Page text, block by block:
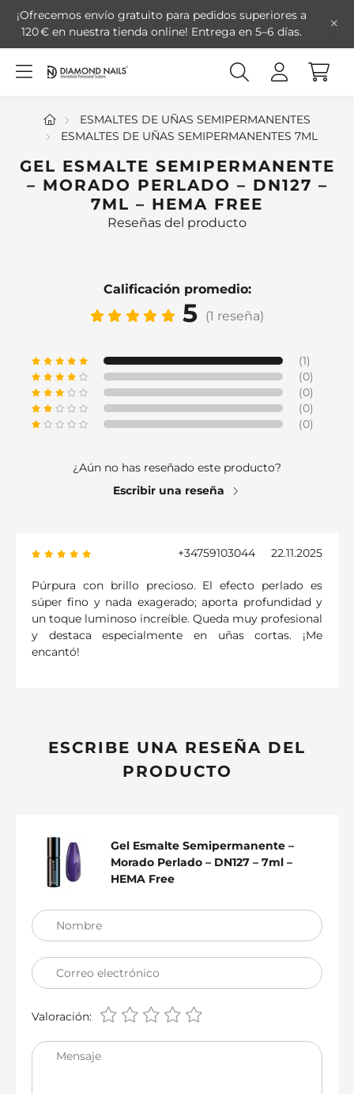
¡Ofrecemos envío gratuito para pedidos superiores a
120 € en nuestra tienda online! Entrega en 5–6 días.
ESMALTES DE UÑAS SEMIPERMANENTES
ESMALTES DE UÑAS SEMIPERMANENTES 7ML
GEL ESMALTE SEMIPERMANENTE
– MORADO PERLADO – DN127 –
7ML – HEMA FREE
Reseñas del producto
Calificación promedio:
5 (1 reseña)
(1)
(0)
(0)
(0)
(0)
¿Aún no has reseñado este producto?
Escribir una reseña
+34759103044 22.11.2025
Púrpura con brillo precioso. El efecto perlado es
súper fino y nada exagerado; aporta profundidad y
un toque luminoso increíble. Queda muy profesional
y destaca especialmente en uñas cortas. ¡Me
encantó!
ESCRIBE UNA RESEÑA DEL
PRODUCTO
Gel Esmalte Semipermanente –
Morado Perlado – DN127 – 7ml –
HEMA Free
Nombre
Correo electrónico
Valoración:
Mensaje